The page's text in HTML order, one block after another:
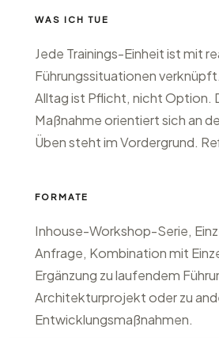
WAS ICH TUE
Jede Trainings-Einheit ist mit
Führungssituationen
Alltag ist Pflicht, nicht Option.
Maßnahme orientiert sich an
Üben steht im Vordergrund.
FORMATE
Inhouse-Workshop-Serie,
Anfrage, Kombination mit
Ergänzung zu laufendem
Architekturprojekt oder zu
Entwicklungsmaßnahmen.